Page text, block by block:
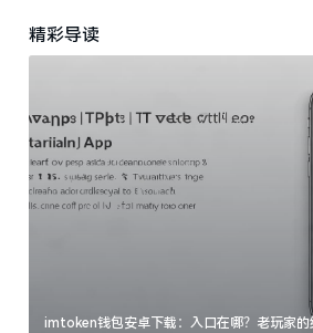
精彩导读
imtoken钱包安卓下载：入口在哪？老玩家的